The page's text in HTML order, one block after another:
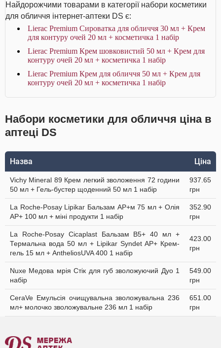
Найдорожчими товарами в категорії набори косметики
для обличчя інтернет-аптеки DS є:
Lierac Premium Сироватка для обличчя 30 мл + Крем
для контуру очей 20 мл + косметичка 1 набір
Lierac Premium Крем шовковистий 50 мл + Крем для
контуру очей 20 мл + косметичка 1 набір
Lierac Premium Крем для обличчя 50 мл + Крем для
контуру очей 20 мл + косметичка 1 набір
Набори косметики для обличчя ціна в
аптеці DS
Назва Ціна
Vichy Mineral 89 Крем легкий зволоження 72 години
50 мл + Гель-бустер щоденний 50 мл 1 набір
937.65
грн
La Roche-Posay Lipikar Бальзам AP+м 75 мл + Олія
AP+ 100 мл + міні продукти 1 набір
352.90
грн
La Roche-Posay Cicaplast Бальзам B5+ 40 мл +
Термальна вода 50 мл + Lipikar Syndet AP+ Крем-
гель 15 мл + AntheliosUVA 400 1 набір
423.00
грн
Nuxe Медова мрія Стік для губ зволожуючий Дуо 1
набір
549.00
грн
CeraVe Емульсія очищувальна зволожувальна 236
мл+ молочко зволожувальне 236 мл 1 набір
651.00
грн